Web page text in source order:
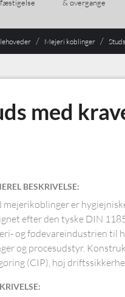
& overgange
Mejeri koblinger
med
BESKRIVELSE:
mejerikoblinger er
efter den tyske DIN
og fødevareindustrien til
og procesudstyr.
(CIP), høj